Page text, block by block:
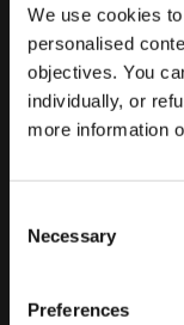
We use cookies
personalised
objectives. You
individually, or
more information
Selection
Necessary
Preferences
Ubicación